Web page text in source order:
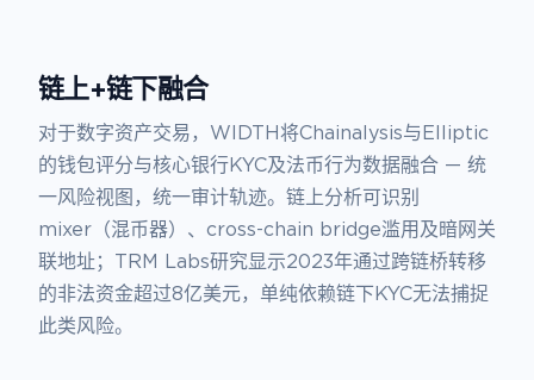
链上+链下融合
对于数字资产交易，WIDTH将Chainalysis与Elliptic
的钱包评分与核心银行KYC及法币行为数据融合 — 统
一风险视图，统一审计轨迹。链上分析可识别
mixer（混币器）、cross-chain bridge滥用及暗网关
联地址；TRM Labs研究显示2023年通过跨链桥转移
的非法资金超过8亿美元，单纯依赖链下KYC无法捕捉
此类风险。